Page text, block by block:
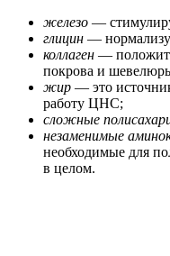
железо —
глицин —
коллаген —
покрова и
жир — это
работу ЦНС;
сложные
незаменимые
необходимые для
в целом.